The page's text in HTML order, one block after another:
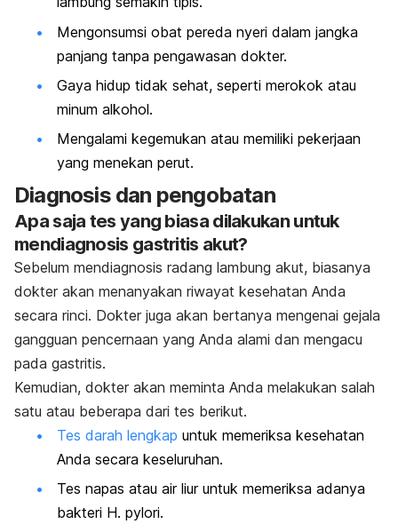
Mengonsumsi obat pereda nyeri dalam jangka
panjang tanpa pengawasan dokter.
Gaya hidup tidak sehat, seperti merokok atau
minum alkohol.
Mengalami kegemukan atau memiliki pekerjaan
yang menekan perut.
Diagnosis dan pengobatan
Apa saja tes yang biasa dilakukan untuk
mendiagnosis gastritis akut?
Sebelum mendiagnosis radang lambung akut, biasanya
dokter akan menanyakan riwayat kesehatan Anda
secara rinci. Dokter juga akan bertanya mengenai gejala
gangguan pencernaan yang Anda alami dan mengacu
pada gastritis.
Kemudian, dokter akan meminta Anda melakukan salah
satu atau beberapa dari tes berikut.
Tes darah lengkap untuk memeriksa kesehatan
Anda secara keseluruhan.
Tes napas atau air liur untuk memeriksa adanya
bakteri H. pylori.